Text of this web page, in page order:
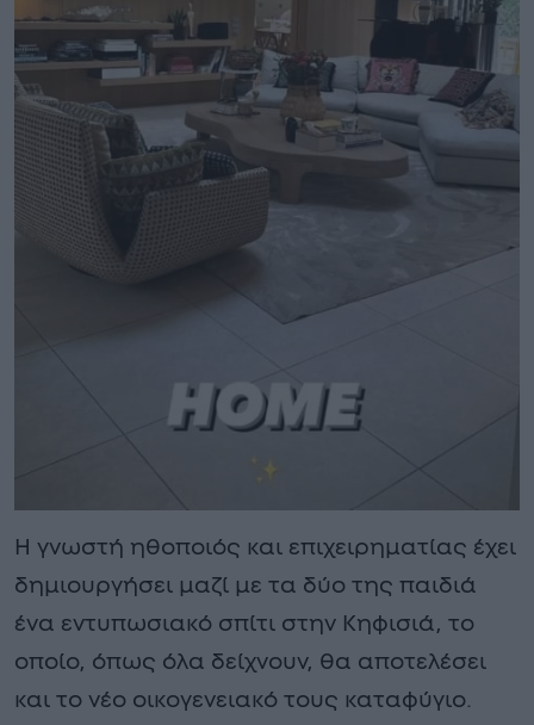
Η γνωστή ηθοποιός και επιχειρηματίας έχει
δημιουργήσει μαζί με τα δύο της παιδιά
ένα εντυπωσιακό σπίτι στην Κηφισιά, το
οποίο, όπως όλα δείχνουν, θα αποτελέσει
και το νέο οικογενειακό τους καταφύγιο.